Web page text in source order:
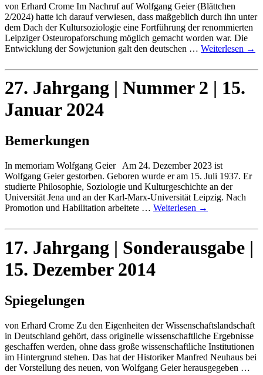
von Erhard Crome Im Nachruf auf Wolfgang Geier (Blättchen
2/2024) hatte ich darauf verwiesen, dass maßgeblich durch ihn unter
dem Dach der Kultursoziologie eine Fortführung der renommierten
Leipziger Osteuropaforschung möglich gemacht worden war. Die
Entwicklung der Sowjetunion galt den deutschen … Weiterlesen →
27. Jahrgang | Nummer 2 | 15.
Januar 2024
Bemerkungen
In memoriam Wolfgang Geier Am 24. Dezember 2023 ist
Wolfgang Geier gestorben. Geboren wurde er am 15. Juli 1937. Er
studierte Philosophie, Soziologie und Kulturgeschichte an der
Universität Jena und an der Karl-Marx-Universität Leipzig. Nach
Promotion und Habilitation arbeitete … Weiterlesen →
17. Jahrgang | Sonderausgabe |
15. Dezember 2014
Spiegelungen
von Erhard Crome Zu den Eigenheiten der Wissenschaftslandschaft
in Deutschland gehört, dass originelle wissenschaftliche Ergebnisse
geschaffen werden, ohne dass große wissenschaftliche Institutionen
im Hintergrund stehen. Das hat der Historiker Manfred Neuhaus bei
der Vorstellung des neuen, von Wolfgang Geier herausgegeben …